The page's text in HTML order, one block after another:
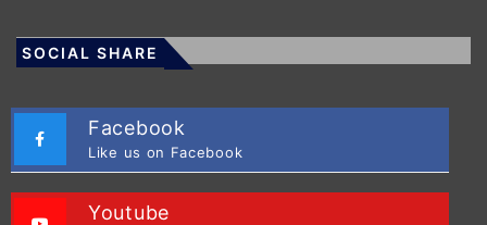
SOCIAL SHARE
Facebook
Like us on Facebook
Youtube